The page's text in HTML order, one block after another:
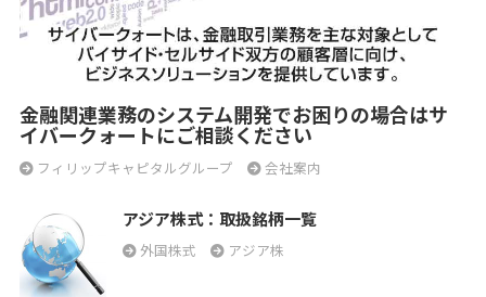
金融関連業務のシステム開発でお困りの場合はサ
イバークォートにご相談ください
フィリップキャピタルグループ 会社案内
アジア株式：取扱銘柄一覧
外国株式 アジア株